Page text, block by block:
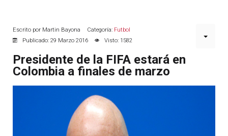
Escrito por Martin Bayona Categoría: Futbol
Publicado: 29 Marzo 2016
Visto: 1582
Presidente de la FIFA estará en
Colombia a finales de marzo